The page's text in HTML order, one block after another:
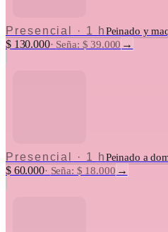
Presencial · 1 hPeinado y
$ 130.000· Seña: $ 39.000 →
Presencial · 1 hPeinado a
$ 60.000· Seña: $ 18.000 →